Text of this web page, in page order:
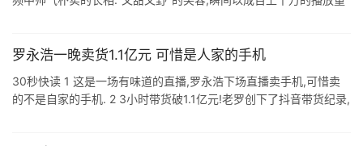
罗永浩一晚卖货1.1亿元 可惜是人家的手机
30秒快读 1 这是一场有味道的直播,罗永浩下场直播卖手机,可惜卖
的不是自家的手机. 2 3小时带货破1.1亿元!老罗创下了抖音带货纪录,